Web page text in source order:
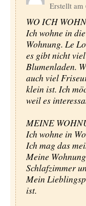
Erstellt am
WO ICH
Ich wohne in
Wohnung. Le
es gibt nicht
Blumenladen.
auch viel
klein ist. Ich
weil es
MEINE
Ich wohne in
Ich mag das
Meine
Schlafzimmer
Mein
ist.